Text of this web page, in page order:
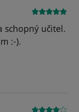
schopný učitel.
:-).
účet byl odstraněn